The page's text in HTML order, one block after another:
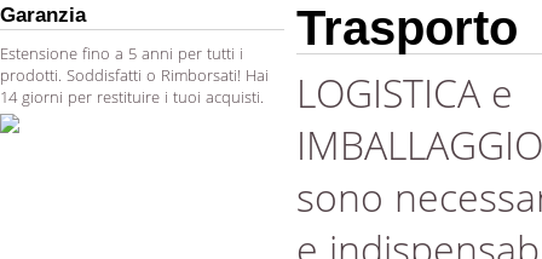
Garanzia
Estensione fino a 5 anni per tutti i
prodotti. Soddisfatti o Rimborsati! Hai
14 giorni per restituire i tuoi acquisti.
Trasporto
LOGISTICA e
IMBALLAGGIO
sono